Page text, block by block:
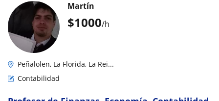
$1000/h
Martín
Peñalolen, La Florida, La Rei...
Contabilidad